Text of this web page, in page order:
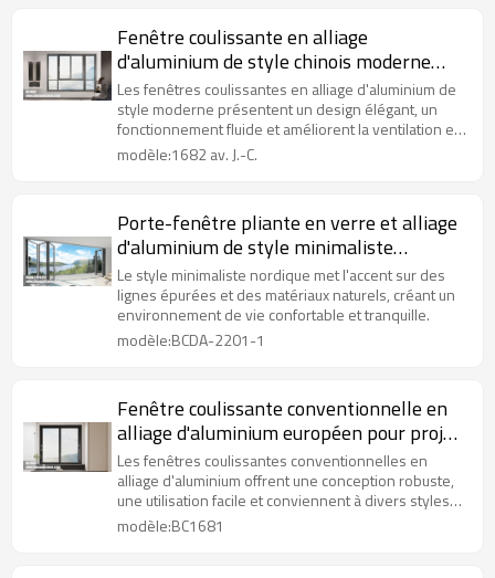
Fenêtre coulissante en alliage
d'aluminium de style chinois moderne
pour projet d'appartement
Les fenêtres coulissantes en alliage d'aluminium de
style moderne présentent un design élégant, un
fonctionnement fluide et améliorent la ventilation et
la lumière intérieures.
modèle:1682 av. J.-C.
Porte-fenêtre pliante en verre et alliage
d'aluminium de style minimaliste
nordique pour projet hôtelier
Le style minimaliste nordique met l'accent sur des
lignes épurées et des matériaux naturels, créant un
environnement de vie confortable et tranquille.
modèle:BCDA-2201-1
Fenêtre coulissante conventionnelle en
alliage d'aluminium européen pour projet
de villa
Les fenêtres coulissantes conventionnelles en
alliage d'aluminium offrent une conception robuste,
une utilisation facile et conviennent à divers styles
architecturaux.
modèle:BC1681